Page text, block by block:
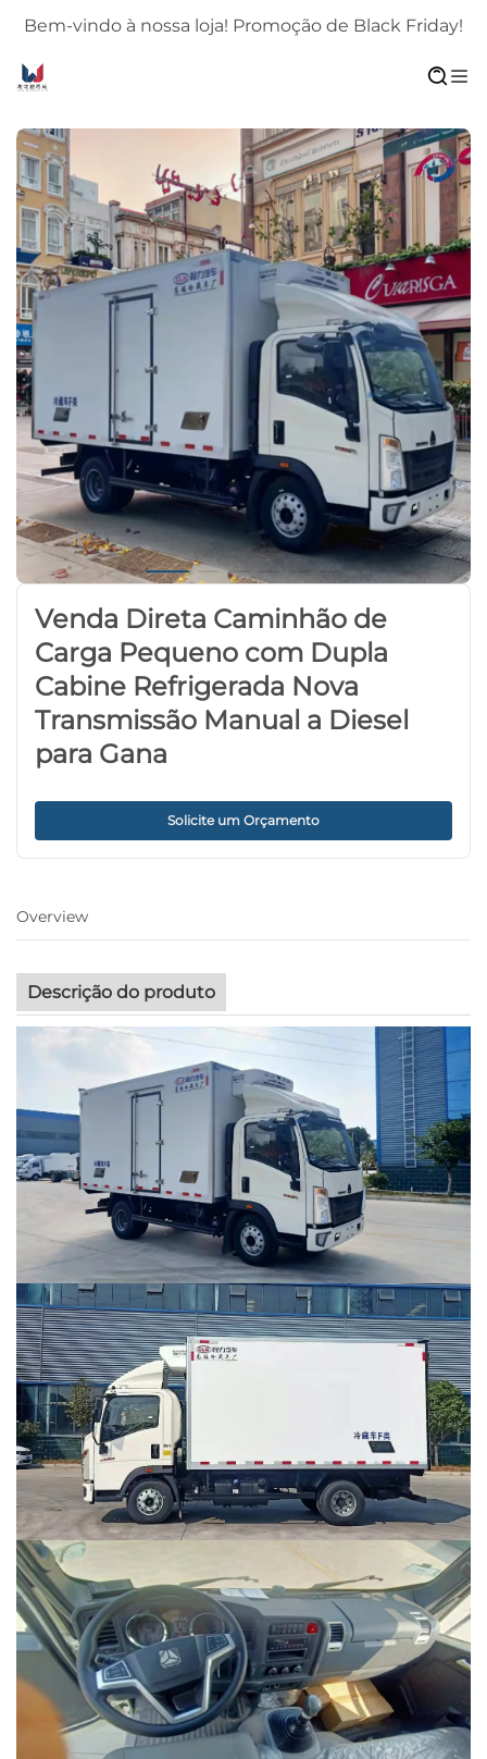
Bem-vindo à nossa loja! Promoção de Black Friday!
Venda Direta Caminhão de
Carga Pequeno com Dupla
Cabine Refrigerada Nova
Transmissão Manual a Diesel
para Gana
Solicite um Orçamento
Overview
Descrição do produto